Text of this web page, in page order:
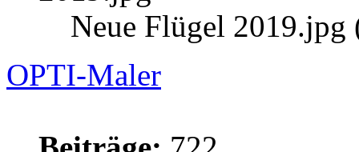
Neue Flügel
OPTI-Maler